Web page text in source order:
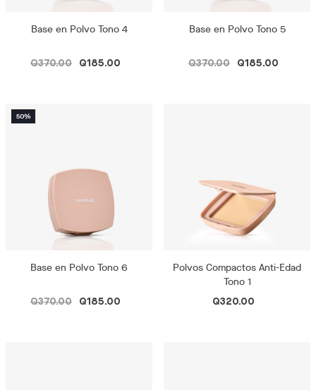
Base en Polvo Tono 4
Q370.00 Q185.00
Base en Polvo Tono 5
Q370.00 Q185.00
Base en Polvo Tono 6
Q370.00 Q185.00
Polvos Compactos Anti-Edad
Tono 1
Q320.00